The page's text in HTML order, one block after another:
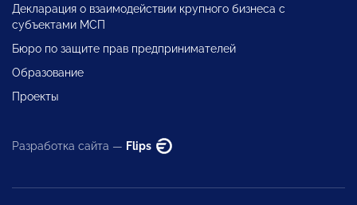
Декларация о взаимодействии крупного бизнеса с
субъектами МСП
Бюро по защите прав предпринимателей
Образование
Проекты
Разработка сайта — Flips